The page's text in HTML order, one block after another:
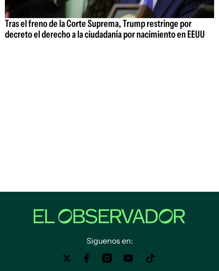
Tras el freno de la Corte Suprema, Trump restringe por
decreto el derecho a la ciudadanía por nacimiento en EEUU
Siguenos en: